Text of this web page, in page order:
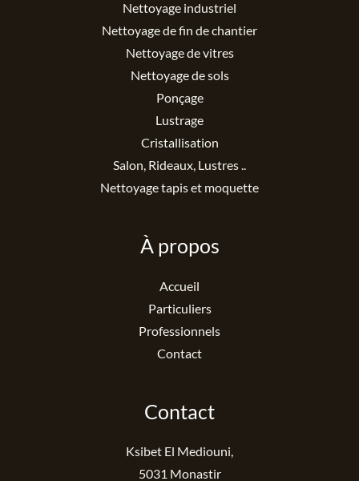
Nettoyage industriel
Nettoyage de fin de chantier
Nettoyage de vitres
Nettoyage de sols
Ponçage
Lustrage
Cristallisation
Salon, Rideaux, Lustres ..
Nettoyage tapis et moquette
À propos
Accueil
Particuliers
Professionnels
Contact
Contact
Ksibet El Mediouni,
5031 Monastir